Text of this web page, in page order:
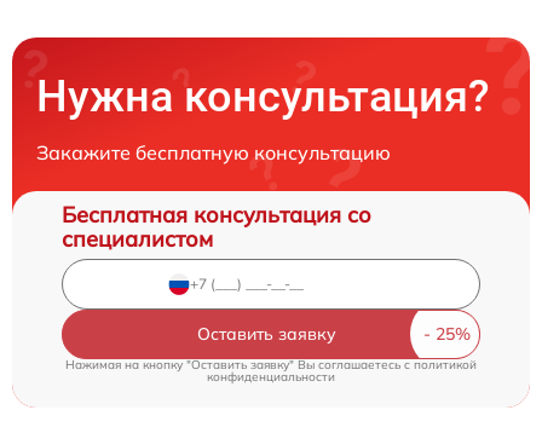
Нужна консультация?
Закажите бесплатную консультацию
Бесплатная консультация со
специалистом
Оставить заявку
Нажимая на кнопку "Оставить заявку" Вы соглашаетесь cполитикой
конфиденциальности